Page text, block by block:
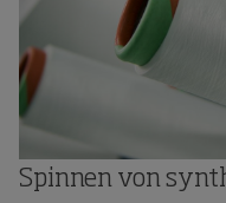
Spinnen von